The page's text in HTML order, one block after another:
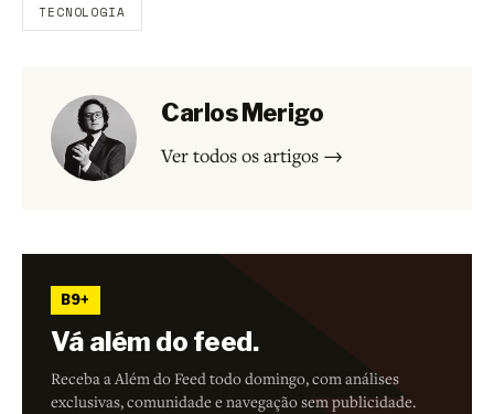
TECNOLOGIA
Carlos Merigo
Ver todos os artigos →
B9+
Vá além do feed.
Receba a Além do Feed todo domingo, com análises
exclusivas, comunidade e navegação sem publicidade.